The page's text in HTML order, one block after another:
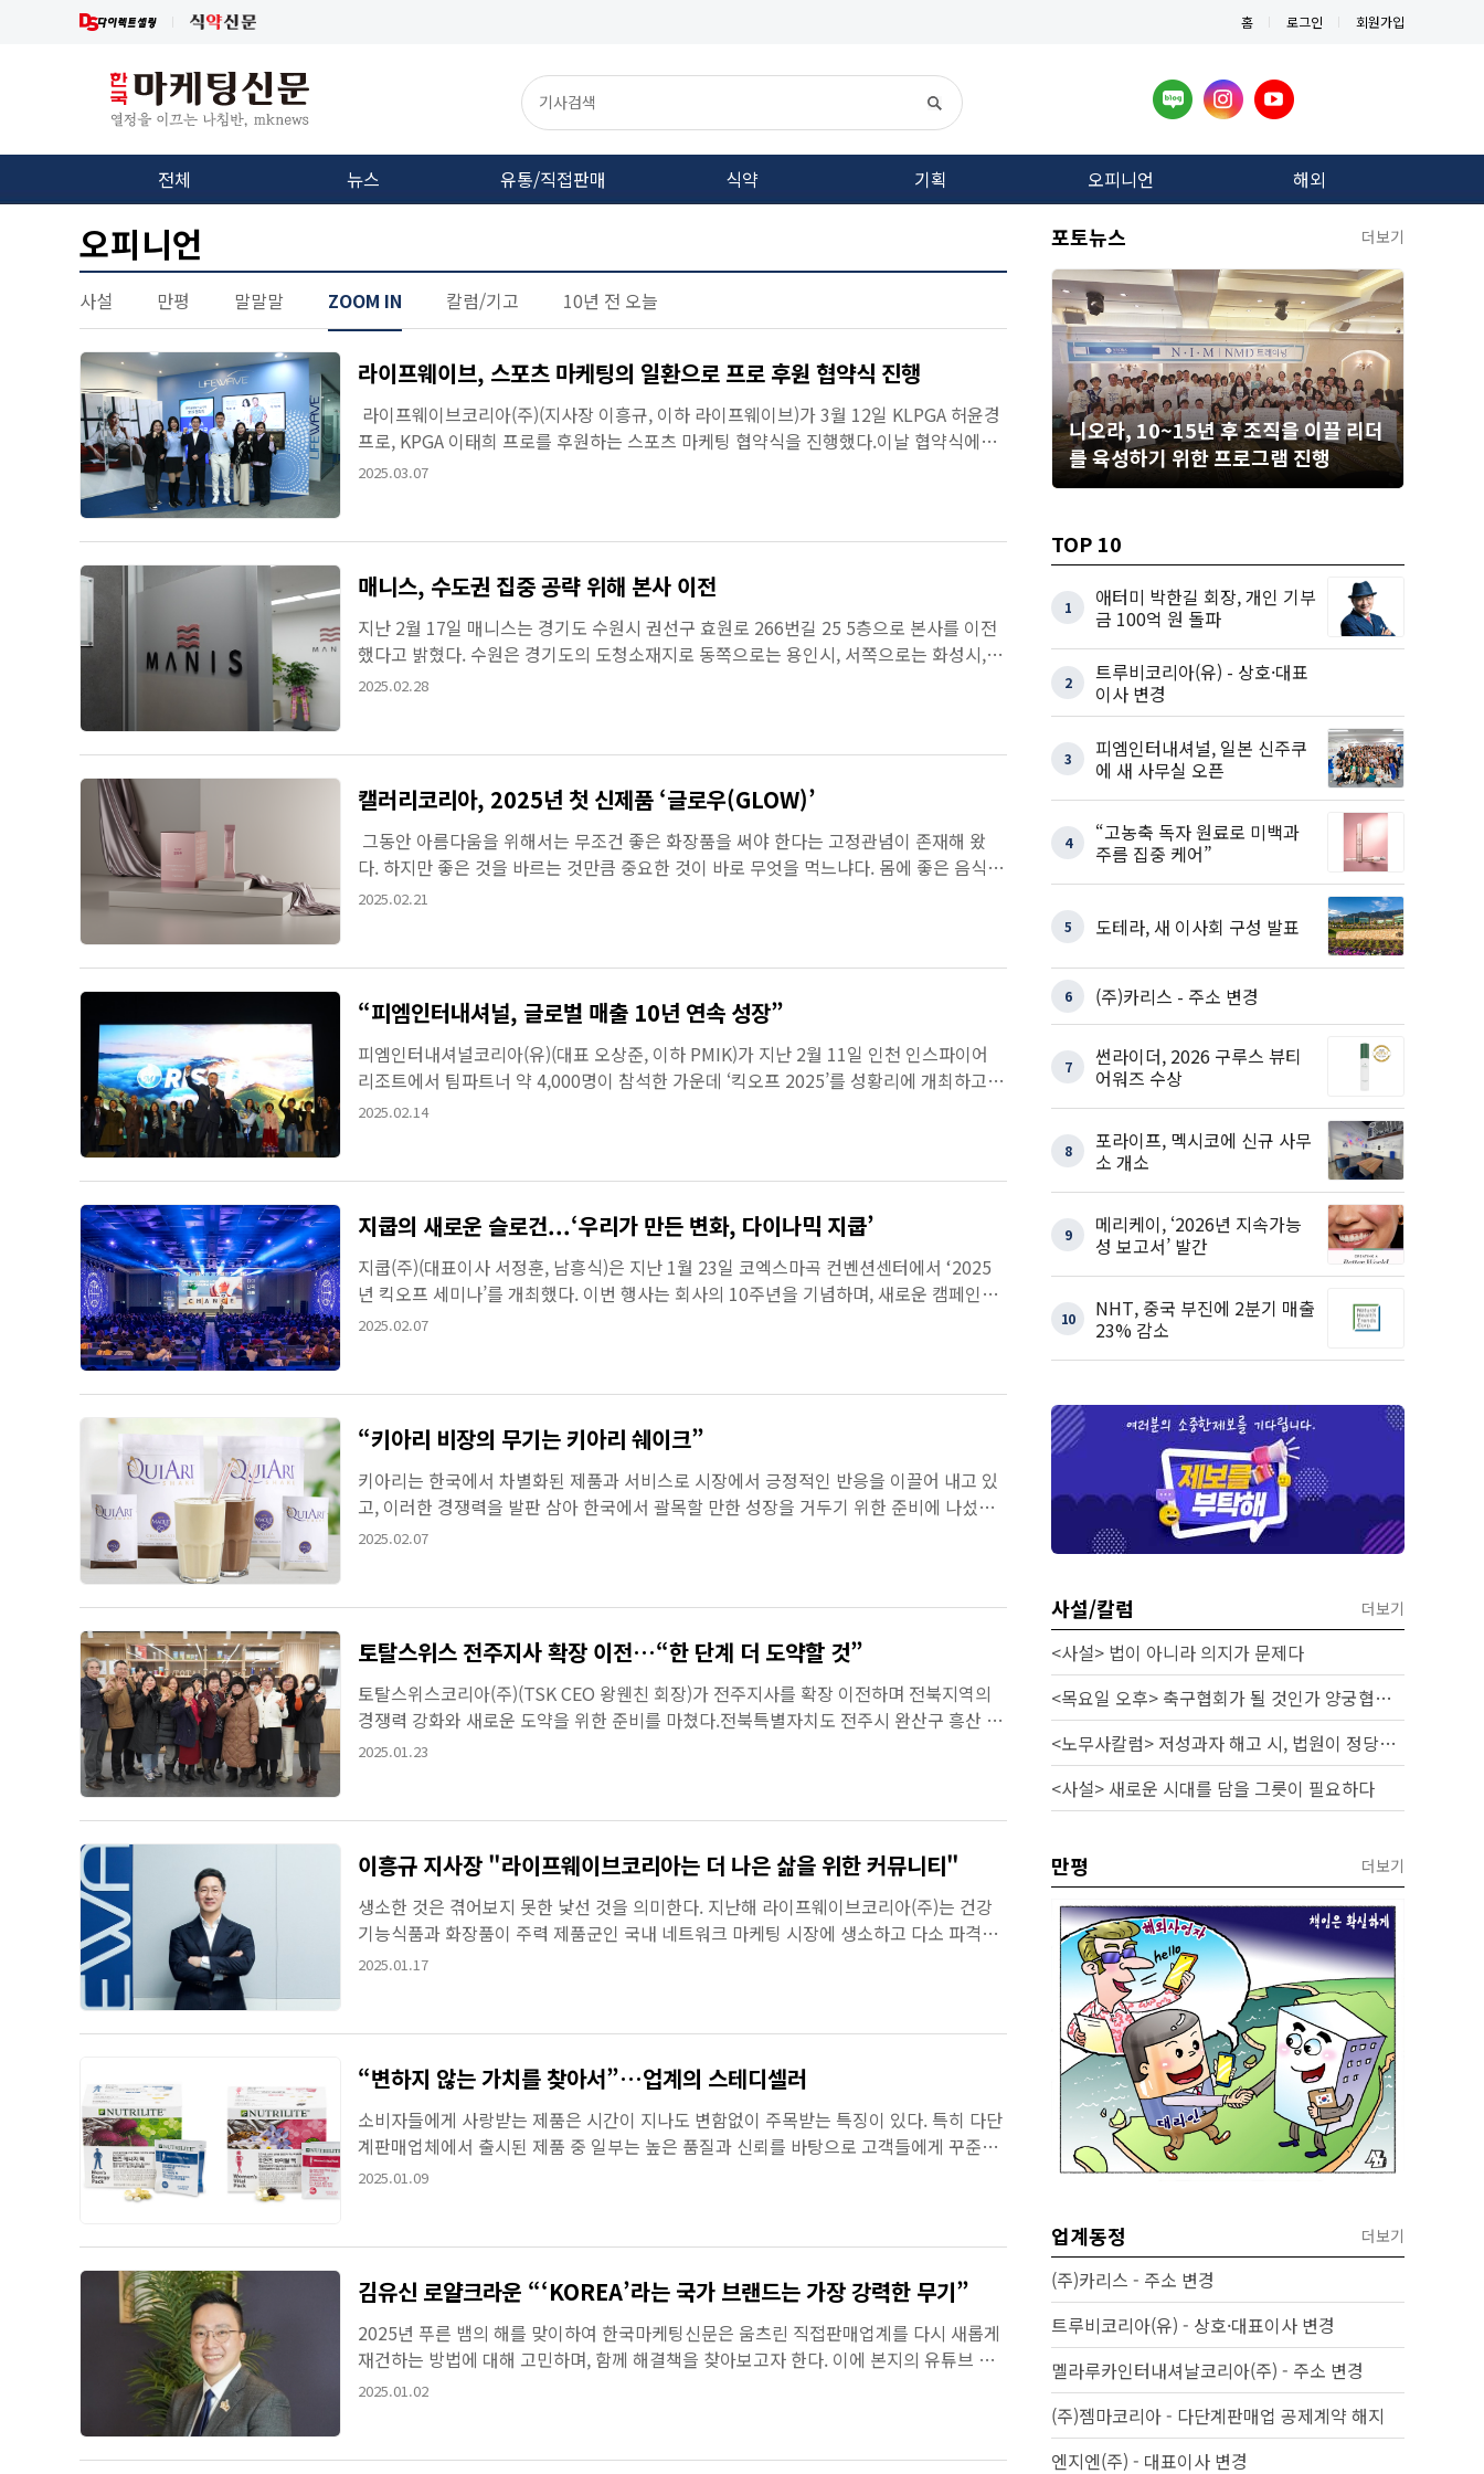
홈 로그인 회원가입
전체 뉴스 유통/직접판매 식약 기획 오피니언 해외
오피니언
사설 만평 말말말 ZOOM IN 칼럼/기고 10년 전 오늘
라이프웨이브, 스포츠 마케팅의 일환으로 프로 후원 협약식 진행
라이프웨이브코리아(주)(지사장 이흥규, 이하 라이프웨이브)가 3월 12일 KLPGA 허윤경
프로, KPGA 이태희 프로를 후원하는 스포츠 마케팅 협약식을 진행했다.이날 협약식에서
이흥규 지사장은 “골프를 사랑하는...
2025.03.07
매니스, 수도권 집중 공략 위해 본사 이전
지난 2월 17일 매니스는 경기도 수원시 권선구 효원로 266번길 25 5층으로 본사를 이전
했다고 밝혔다. 수원은 경기도의 도청소재지로 동쪽으로는 용인시, 서쪽으로는 화성시,
북쪽으로는 의왕시에 접하고 있는 ...
2025.02.28
캘러리코리아, 2025년 첫 신제품 ‘글로우(GLOW)’
그동안 아름다움을 위해서는 무조건 좋은 화장품을 써야 한다는 고정관념이 존재해 왔
다. 하지만 좋은 것을 바르는 것만큼 중요한 것이 바로 무엇을 먹느냐다. 몸에 좋은 음식을
섭취하면 건강이 유지되고, 그 ...
2025.02.21
“피엠인터내셔널, 글로벌 매출 10년 연속 성장”
피엠인터내셔널코리아(유)(대표 오상준, 이하 PMIK)가 지난 2월 11일 인천 인스파이어
리조트에서 팀파트너 약 4,000명이 참석한 가운데 ‘킥오프 2025’를 성황리에 개최하고,
올해 ‘RISE UP’ 비전을 제시하며 매출 6,...
2025.02.14
지쿱의 새로운 슬로건...‘우리가 만든 변화, 다이나믹 지쿱’
지쿱(주)(대표이사 서정훈, 남흥식)은 지난 1월 23일 코엑스마곡 컨벤션센터에서 ‘2025
년 킥오프 세미나’를 개최했다. 이번 행사는 회사의 10주년을 기념하며, 새로운 캠페인과
사업 전략을 발표하는 자리로 마련되었...
2025.02.07
“키아리 비장의 무기는 키아리 쉐이크”
키아리는 한국에서 차별화된 제품과 서비스로 시장에서 긍정적인 반응을 이끌어 내고 있
고, 이러한 경쟁력을 발판 삼아 한국에서 괄목할 만한 성장을 거두기 위한 준비에 나섰다.
가장 기대를 받고 있는 제품은 ‘키아...
2025.02.07
토탈스위스 전주지사 확장 이전…“한 단계 더 도약할 것”
토탈스위스코리아(주)(TSK CEO 왕웬친 회장)가 전주지사를 확장 이전하며 전북지역의
경쟁력 강화와 새로운 도약을 위한 준비를 마쳤다.전북특별자치도 전주시 완산구 흥산 2
길 5-12, 동현빌딩 2층으로 확장 이전한 ...
2025.01.23
이흥규 지사장 "라이프웨이브코리아는 더 나은 삶을 위한 커뮤니티"
생소한 것은 겪어보지 못한 낯선 것을 의미한다. 지난해 라이프웨이브코리아(주)는 건강
기능식품과 화장품이 주력 제품군인 국내 네트워크 마케팅 시장에 생소하고 다소 파격적
인 ‘패치’라는 제품으로 등장과 동시에 ...
2025.01.17
“변하지 않는 가치를 찾아서”…업계의 스테디셀러
소비자들에게 사랑받는 제품은 시간이 지나도 변함없이 주목받는 특징이 있다. 특히 다단
계판매업체에서 출시된 제품 중 일부는 높은 품질과 신뢰를 바탕으로 고객들에게 꾸준히
사랑받으며 시장에서 스테디셀러로 자...
2025.01.09
김유신 로얄크라운 “‘KOREA’라는 국가 브랜드는 가장 강력한 무기”
2025년 푸른 뱀의 해를 맞이하여 한국마케팅신문은 움츠린 직접판매업계를 다시 새롭게
재건하는 방법에 대해 고민하며, 함께 해결책을 찾아보고자 한다. 이에 본지의 유튜브 채
널 ‘세모다 스튜디오’에서는 현재 직접...
2025.01.02
포토뉴스 더보기
니오라, 10~15년 후 조직을 이끌 리더
를 육성하기 위한 프로그램 진행
TOP 10
1
애터미 박한길 회장, 개인 기부
금 100억 원 돌파
2
트루비코리아(유) - 상호·대표
이사 변경
3
피엠인터내셔널, 일본 신주쿠
에 새 사무실 오픈
4
“고농축 독자 원료로 미백과
주름 집중 케어”
5 도테라, 새 이사회 구성 발표
6 (주)카리스 - 주소 변경
7
썬라이더, 2026 구루스 뷰티
어워즈 수상
8
포라이프, 멕시코에 신규 사무
소 개소
9
메리케이, ‘2026년 지속가능
성 보고서’ 발간
10
NHT, 중국 부진에 2분기 매출
23% 감소
사설/칼럼 더보기
<사설> 법이 아니라 의지가 문제다
<목요일 오후> 축구협회가 될 것인가 양궁협회가 될 것인가
<노무사칼럼> 저성과자 해고 시, 법원이 정당성을 인정하는 기준과 실무 대응
<사설> 새로운 시대를 담을 그릇이 필요하다
만평 더보기
업계동정 더보기
(주)카리스 - 주소 변경
트루비코리아(유) - 상호·대표이사 변경
멜라루카인터내셔날코리아(주) - 주소 변경
(주)젬마코리아 - 다단계판매업 공제계약 해지
엔지엔(주) - 대표이사 변경